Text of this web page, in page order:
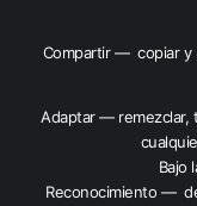
Compartir — copiar y
Adaptar — remezclar,
Bajo
Reconocimiento —